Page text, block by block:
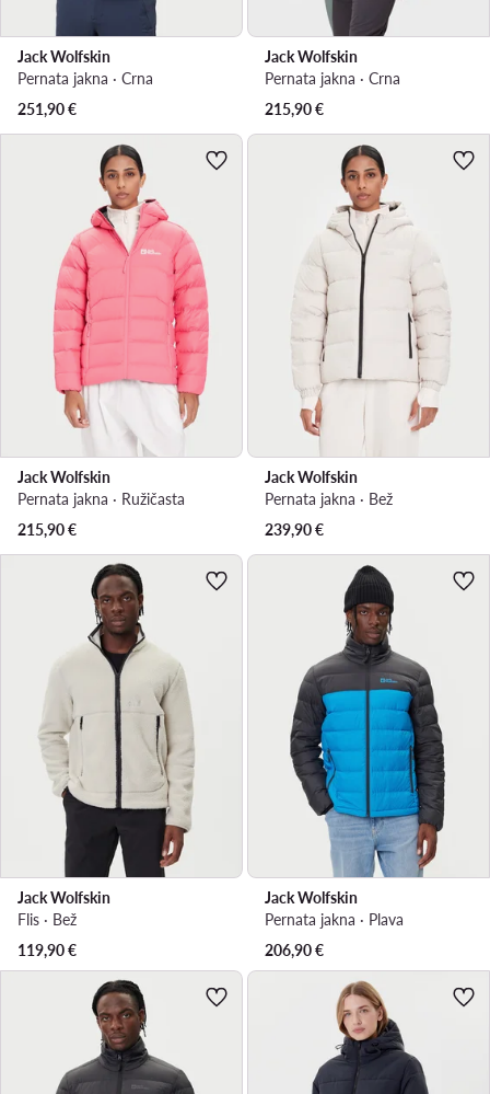
Jack Wolfskin
Pernata jakna · Crna
251,90€
Jack Wolfskin
Pernata jakna · Crna
215,90€
Jack Wolfskin
Pernata jakna · Ružičasta
215,90€
Jack Wolfskin
Pernata jakna · Bež
239,90€
Jack Wolfskin
Flis · Bež
119,90€
Jack Wolfskin
Pernata jakna · Plava
206,90€